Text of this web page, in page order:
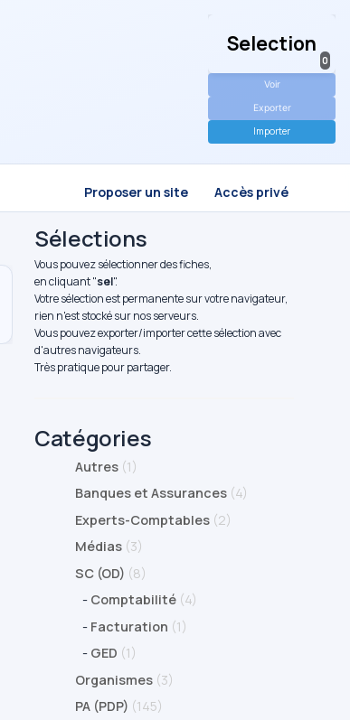
Proposer un site Accès privé
Selection
0
Voir
Exporter
Importer
Sélections
Vous pouvez sélectionner des fiches,
en cliquant "sel".
Votre sélection est permanente sur votre navigateur,
rien n'est stocké sur nos serveurs.
Vous pouvez exporter/importer cette sélection avec
d'autres navigateurs.
Très pratique pour partager.
Catégories
Autres (1)
Banques et Assurances (4)
Experts-Comptables (2)
Médias (3)
SC (OD) (8)
- Comptabilité (4)
- Facturation (1)
- GED (1)
Organismes (3)
PA (PDP) (145)